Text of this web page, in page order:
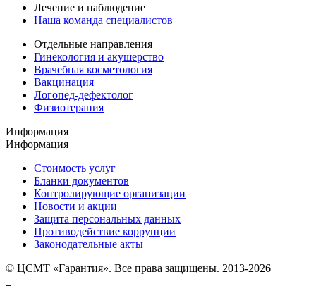
Лечение и наблюдение
Наша команда специалистов
Отдельные направления
Гинекология и акушерство
Врачебная косметология
Вакцинация
Логопед-дефектолог
Физиотерапия
Информация
Информация
Стоимость услуг
Бланки документов
Контролирующие организации
Новости и акции
Защита персональных данных
Противодействие коррупции
Законодательные акты
© ЦСМТ «Гарантия». Все права защищены. 2013-2026